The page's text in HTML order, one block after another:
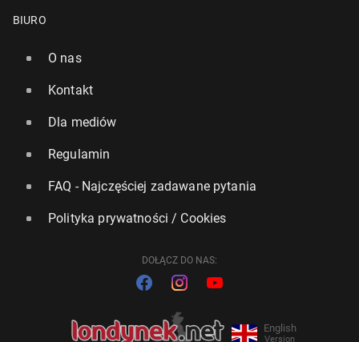
BIURO
O nas
Kontakt
Dla mediów
Regulamin
FAQ - Najczęściej zadawane pytania
Polityka prywatności / Cookies
DOŁĄCZ DO NAS:
English
Version